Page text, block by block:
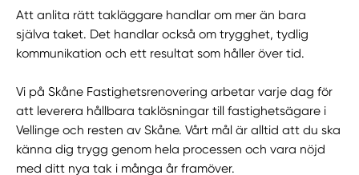
Att anlita rätt takläggare handlar om mer än bara
själva taket. Det handlar också om trygghet, tydlig
kommunikation och ett resultat som håller över tid.
Vi på Skåne Fastighetsrenovering arbetar varje dag för
att leverera hållbara taklösningar till fastighetsägare i
Vellinge och resten av Skåne. Vårt mål är alltid att du ska
känna dig trygg genom hela processen och vara nöjd
med ditt nya tak i många år framöver.